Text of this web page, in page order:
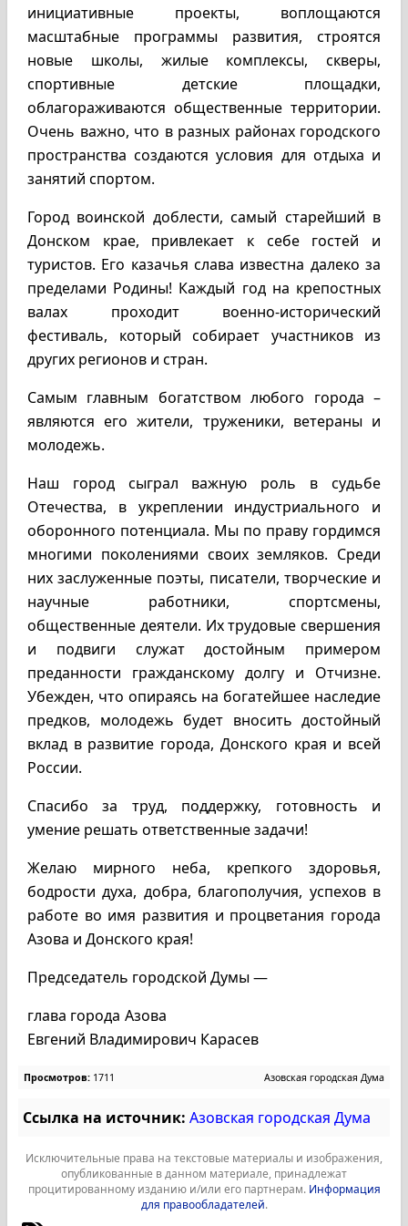
инициативные проекты, воплощаются
масштабные программы развития, строятся
новые школы, жилые комплексы, скверы,
спортивные детские площадки,
облагораживаются общественные территории.
Очень важно, что в разных районах городского
пространства создаются условия для отдыха и
занятий спортом.
Город воинской доблести, самый старейший в
Донском крае, привлекает к себе гостей и
туристов. Его казачья слава известна далеко за
пределами Родины! Каждый год на крепостных
валах проходит военно-исторический
фестиваль, который собирает участников из
других регионов и стран.
Самым главным богатством любого города –
являются его жители, труженики, ветераны и
молодежь.
Наш город сыграл важную роль в судьбе
Отечества, в укреплении индустриального и
оборонного потенциала. Мы по праву гордимся
многими поколениями своих земляков. Среди
них заслуженные поэты, писатели, творческие и
научные работники, спортсмены,
общественные деятели. Их трудовые свершения
и подвиги служат достойным примером
преданности гражданскому долгу и Отчизне.
Убежден, что опираясь на богатейшее наследие
предков, молодежь будет вносить достойный
вклад в развитие города, Донского края и всей
России.
Спасибо за труд, поддержку, готовность и
умение решать ответственные задачи!
Желаю мирного неба, крепкого здоровья,
бодрости духа, добра, благополучия, успехов в
работе во имя развития и процветания города
Азова и Донского края!
Председатель городской Думы —
глава города Азова
Евгений Владимирович Карасев
Просмотров: 1711 Азовская городская Дума
Ссылка на источник: Азовская городская Дума
Исключительные права на текстовые материалы и изображения,
опубликованные в данном материале, принадлежат
процитированному изданию и/или его партнерам. Информация
для правообладателей.